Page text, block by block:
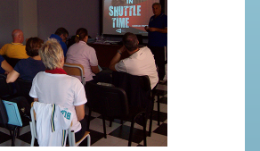
RESPONSABILITÀ SOCIALE
SAFEGUARDING
RICHIESTA PATROCINIO
GIUSTIZIA FEDERALE